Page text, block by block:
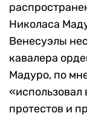
Николаса
Венесуэлы
кавалера
Мадуро, по
«использовал
протестов и